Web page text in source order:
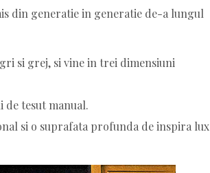
din generatie in generatie de-a lungul
si grej, si vine in trei dimensiuni
tesut manual.
si o suprafata profunda de inspira lux